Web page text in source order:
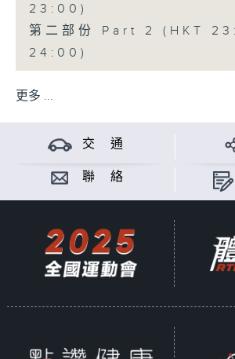
23:00)
第二部份 Part 2 (HKT
24:00)
更多 ...
交 通
聯 絡